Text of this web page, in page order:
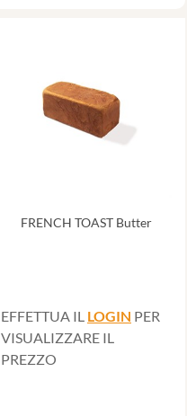
FRENCH TOAST Butter
EFFETTUA IL LOGIN PER
VISUALIZZARE IL
PREZZO